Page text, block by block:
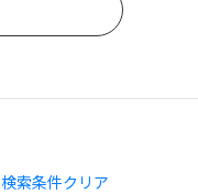
検索条件クリア